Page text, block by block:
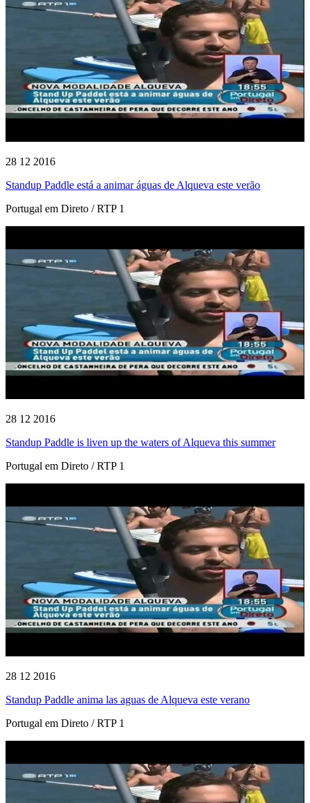
28 12 2016
Standup Paddle está a animar águas de Alqueva este verão
Portugal em Direto / RTP 1
28 12 2016
Standup Paddle is liven up the waters of Alqueva this summer
Portugal em Direto / RTP 1
28 12 2016
Standup Paddle anima las aguas de Alqueva este verano
Portugal em Direto / RTP 1